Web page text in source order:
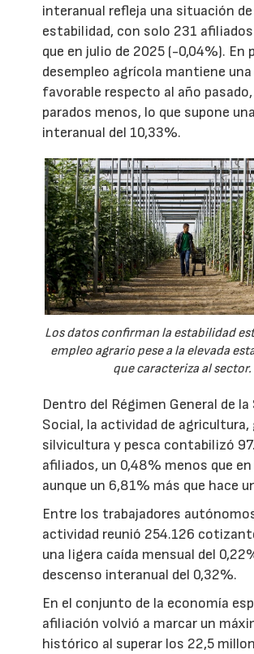
interanual refleja una situación de
estabilidad, con solo 231
que en julio de 2025 (-0,04%). En
desempleo agrícola mantiene
favorable respecto al año
parados menos, lo que supone
interanual del 10,33%.
Los datos confirman la estabilidad
empleo agrario pese a la elevada
que caracteriza al sector.
Dentro del Régimen General de la
Social, la actividad de agricultura,
silvicultura y pesca contabilizó
afiliados, un 0,48% menos que
aunque un 6,81% más que hace
Entre los trabajadores
actividad reunió 254.126
una ligera caída mensual del
descenso interanual del 0,32%.
En el conjunto de la economía
afiliación volvió a marcar un
histórico al superar los 22,5